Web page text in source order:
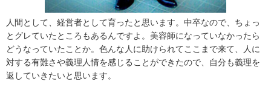
人間として、経営者として育ったと思います。中卒なので、ちょっ
とグレていたところもあるんですよ。美容師になっていなかったら
どうなっていたことか。色んな人に助けられてここまで来て、人に
対する有難さや義理人情を感じることができたので、自分も義理を
返していきたいと思います。